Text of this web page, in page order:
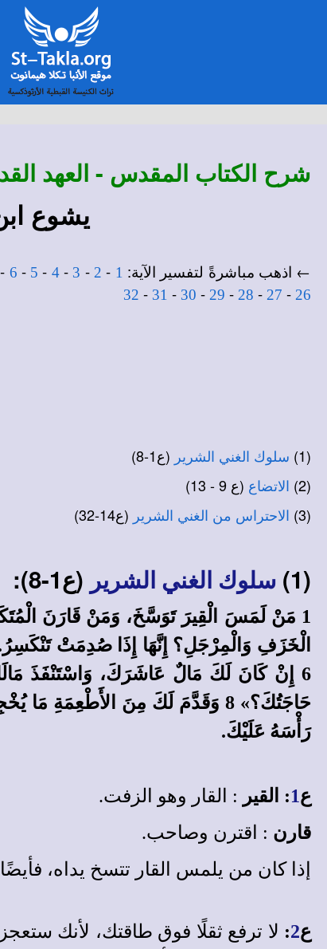
شرح الكتاب المقدس - العهد
يشوع ابن سيراخ 13 -
← اذهب مباشرةً لتفسير الآية: 1
-
2
-
3
-
4
-
5
-
6
-
26
-
27
-
28
-
29
-
30
-
31
-
32
(1) سلوك الغني الشرير (ع1-8)
(2)
الاتضاع (ع 9 - 13)
(3)
الاحتراس من الغني الشرير (ع14-32)
(1) سلوك الغني الشرير (ع1-8):
حَاجَتُكَ؟» 8 وَقَدَّمَ لَكَ مِنَ
رَأْسَهُ عَلَيْكَ.
ع1: القير : القار وهو الزفت.
قارن : اقترن وصاحب.
إذا كان من يلمس القار تتسخ يداه،
ع2
: لا ترفع ثقلًا فوق طاقتك، لأنك